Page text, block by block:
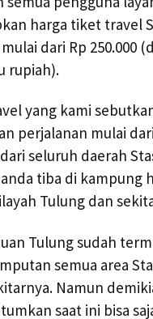
harga tiket travel
dari Rp 250.000
rupiah).
yang kami
perjalanan mulai dari
seluruh daerah
tiba di kampung
Tulung dan
Tulung sudah
semua area
Namun
saat ini bisa